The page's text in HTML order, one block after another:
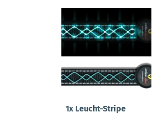
1x Leucht-Stripe